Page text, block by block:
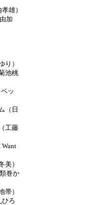
雄）
加
り）
池桃
ッ
（日
工藤
美）
巻か
帯）
ひろ